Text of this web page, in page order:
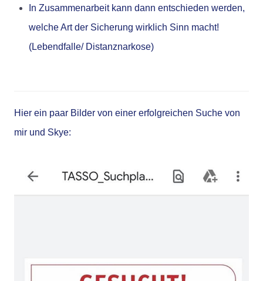
In Zusammenarbeit kann dann entschieden werden,
welche Art der Sicherung wirklich Sinn macht!
(Lebendfalle/ Distanznarkose)
Hier ein paar Bilder von einer erfolgreichen Suche von
mir und Skye: